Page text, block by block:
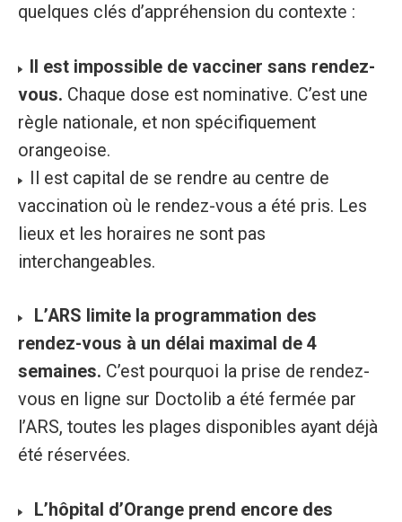
quelques clés d’appréhension du contexte :
Il est impossible de vacciner sans rendez-
vous. Chaque dose est nominative. C’est une
règle nationale, et non spécifiquement
orangeoise.
Il est capital de se rendre au centre de
vaccination où le rendez-vous a été pris. Les
lieux et les horaires ne sont pas
interchangeables.
L’ARS limite la programmation des
rendez-vous à un délai maximal de 4
semaines. C’est pourquoi la prise de rendez-
vous en ligne sur Doctolib a été fermée par
l’ARS, toutes les plages disponibles ayant déjà
été réservées.
L’hôpital d’Orange prend encore des